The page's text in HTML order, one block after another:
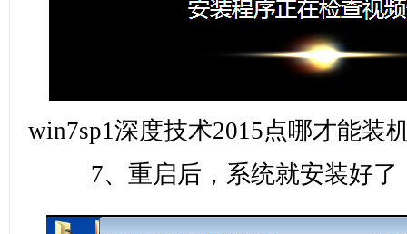
win7sp1深度技术2015点哪才能装
7、重启后，系统就安装好了